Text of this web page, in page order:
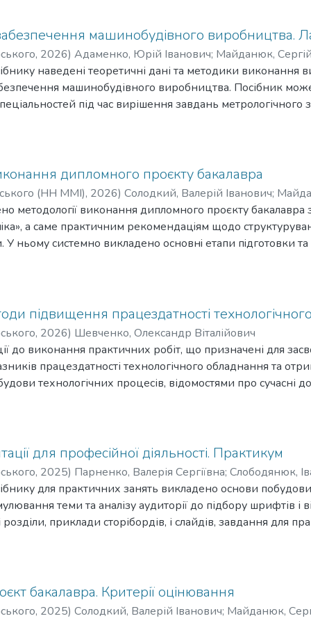
продуктивності праці. Наведено рекомендації з
виробничих процесів. Запропоновано
для складальних робіт. Посібник призначений
G9 (131) Прикладна механіка.
машинобудівного виробництва.
, 2026) Адаменко, Юрій Іванович; Майданюк,
наведені теоретичні дані та методики виконання
машинобудівного виробництва. Посібник
під час вирішення завдань метрологічного
і виконанні науково-дослідних робіт.
дипломного проєкту бакалавра
(НН ММI), 2026) Солодкий, Валерій Іванович;
методологiї виконання дипломного проєкту бакалавра
а саме практичним рекомендацiям щодо
У ньому системно викладено основнi етапи пiдготовки та
й аналiзу лiтературних джерел до розроблення
пiд час розроблення об’єктiв проєктування, а також
системний i науково обґрунтований пiдхiд до
й конструктивного мислення студентiв.
призначенi для здобувачiв ступеня бакалавра за
G9 «Прикладна механiка», а також для викладачiв i
виконання дипломного проєкту ступеня бакалавра за
спецiальностi G9 «Прикладна механiка».
підвищення працездатності
, 2026) Шевченко, Олександр Віталійович
до виконання практичних робіт, що призначені для
працездатності технологічного обладнання та
технологічних процесів, відомостями про сучасні
моделюванні; оптимізації собівартості
відповідно до освітньо-професійної програми
рівня магістр спеціальності G9 – «Прикладна
для професійної діяльності. Практикум
, 2025) Парненко, Валерія Сергіївна; Слободянюк,
для практичних занять викладено основи
теми та аналізу аудиторії до підбору шрифтів і
розділи, приклади сторібордів, і слайдів, завдання для
опрацювання. Приділено увагу сторітейлінгу,
знань. Запропоновано покрокові завдання, які
і змістовних презентацій. Посібник призначений для
проте буде також корисним усім, хто прагне
бакалавра. Критерiї оцiнювання
, 2025) Солодкий, Валерій Іванович; Майданюк,